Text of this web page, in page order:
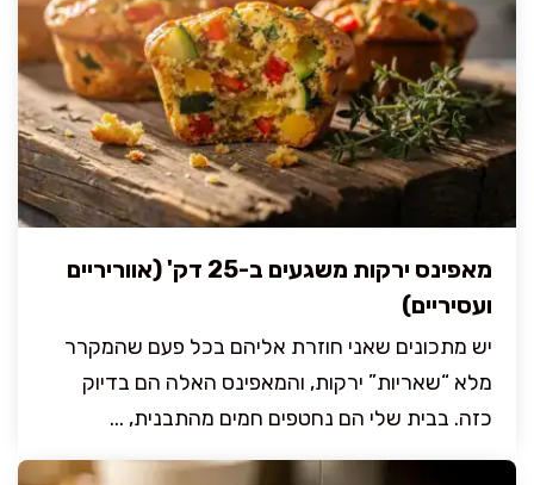
מאפינס ירקות משגעים ב-25 דק' (אווריריים
ועסיריים)
יש מתכונים שאני חוזרת אליהם בכל פעם שהמקרר
מלא “שאריות” ירקות, והמאפינס האלה הם בדיוק
כזה. בבית שלי הם נחטפים חמים מהתבנית, ...